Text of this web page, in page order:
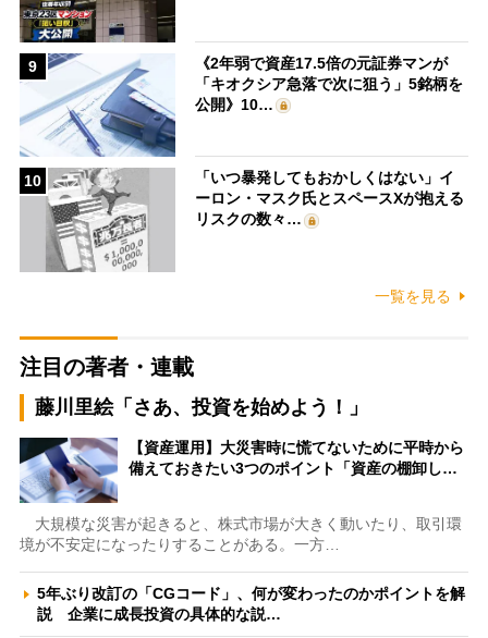
9
《2年弱で資産17.5倍の元証券マンが
「キオクシア急落で次に狙う」5銘柄を
公開》10…
10
「いつ暴発してもおかしくはない」イ
ーロン・マスク氏とスペースXが抱える
リスクの数々…
一覧を見る
注目の著者・連載
藤川里絵「さあ、投資を始めよう！」
【資産運用】大災害時に慌てないために平時から
備えておきたい3つのポイント「資産の棚卸し…
大規模な災害が起きると、株式市場が大きく動いたり、取引環
境が不安定になったりすることがある。一方…
5年ぶり改訂の「CGコード」、何が変わったのかポイントを解
説 企業に成長投資の具体的な説…